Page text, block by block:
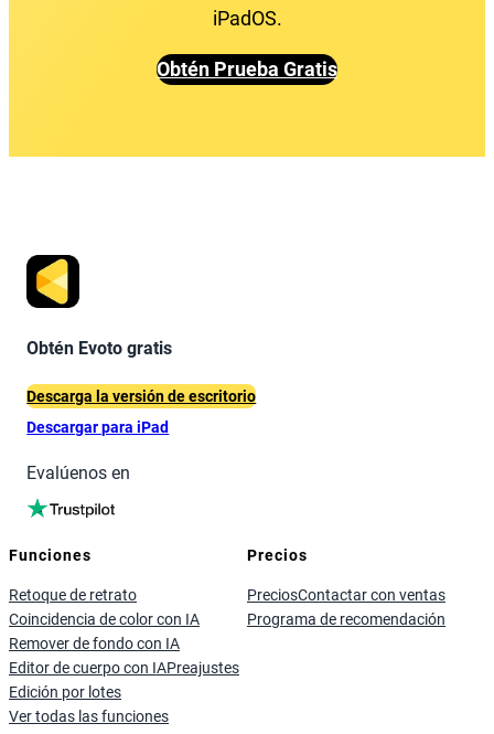
iPadOS.
Obtén Prueba Gratis
Obtén Evoto gratis
Descarga la versión de escritorio
Descargar para iPad
Evalúenos en
Funciones
Retoque de retrato
Coincidencia de color con IA
Remover de fondo con IA
Editor de cuerpo con IAPreajustes
Edición por lotes
Ver todas las funciones
Precios
PreciosContactar con ventas
Programa de recomendación